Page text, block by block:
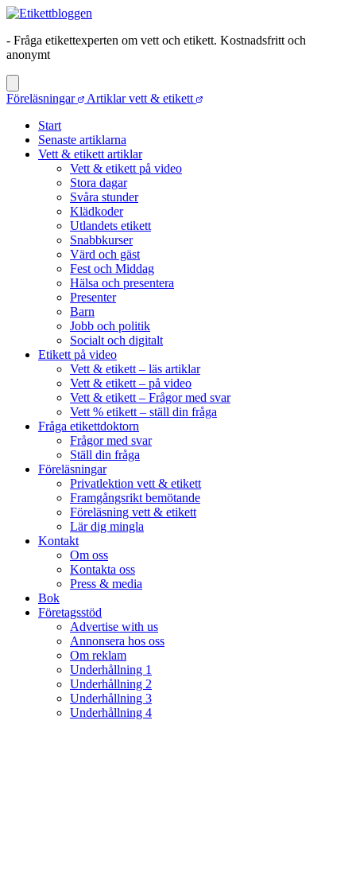
- Fråga etikettexperten om vett och etikett. Kostnadsfritt och
anonymt
Föreläsningar
Artiklar vett & etikett
Start
Senaste artiklarna
Vett & etikett artiklar
Vett & etikett på video
Stora dagar
Svåra stunder
Klädkoder
Utlandets etikett
Snabbkurser
Värd och gäst
Fest och Middag
Hälsa och presentera
Presenter
Barn
Jobb och politik
Socialt och digitalt
Etikett på video
Vett & etikett – läs artiklar
Vett & etikett – på video
Vett & etikett – Frågor med svar
Vett % etikett – ställ din fråga
Fråga etikettdoktorn
Frågor med svar
Ställ din fråga
Föreläsningar
Privatlektion vett & etikett
Framgångsrikt bemötande
Föreläsning vett & etikett
Lär dig mingla
Kontakt
Om oss
Kontakta oss
Press & media
Bok
Företagsstöd
Advertise with us
Annonsera hos oss
Om reklam
Underhållning 1
Underhållning 2
Underhållning 3
Underhållning 4